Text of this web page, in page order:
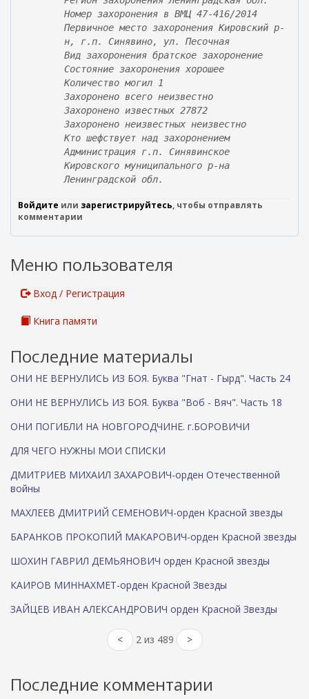
я
я
с
с
ы
л
к
а
)
Номер захоронения в ВМЦ 47-416/2014
Первичное место захоронения Кировский р-
н, г.п. Синявино, ул. Песочная
Вид захоронения братское захоронение
Состояние захоронения хорошее
Количество могил 1
Захоронено всего неизвестно
Захоронено известных 27872
Захоронено неизвестных неизвестно
Кто шефствует над захоронением
Администрация г.п. Синявинское
Кировского муниципального р-на
Ленинградской обл.
Войдите или зарегистрируйтесь, чтобы отправлять
комментарии
Меню пользователя
Вход / Регистрация
Книга памяти
Последние материалы
ОНИ НЕ ВЕРНУЛИСЬ ИЗ БОЯ. Буква "Гнат - Гырд". Часть 24
ОНИ НЕ ВЕРНУЛИСЬ ИЗ БОЯ. Буква "Воб - Вяч". Часть 18
ОНИ ПОГИБЛИ НА НОВГОРОДЧИНЕ. г.БОРОВИЧИ
ДЛЯ ЧЕГО НУЖНЫ МОИ СПИСКИ
ДМИТРИЕВ МИХАИЛ ЗАХАРОВИЧ-орден Отечественной
войны
МАХЛЕЕВ ДМИТРИЙ СЕМЕНОВИЧ-орден Красной звезды
БАРАНКОВ ПРОКОПИЙ МАКАРОВИЧ-орден Красной звезды
ШОХИН ГАВРИЛ ДЕМЬЯНОВИЧ орден Красной звезды
КАИРОВ МИННАХМЕТ-орден Красной Звезды
ЗАЙЦЕВ ИВАН АЛЕКСАНДРОВИЧ орден Красной Звезды
< 2 из 489 >
Последние комментарии